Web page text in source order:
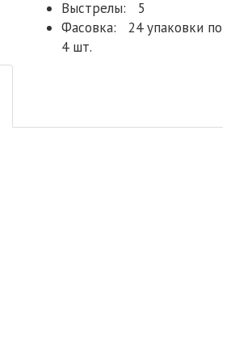
Выстрелы:
5
Фасовка:
24 упаковки по
4 шт.